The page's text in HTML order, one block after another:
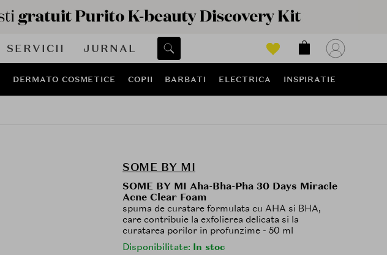
SERVICII JURNAL
DERMATO COSMETICE COPII BARBATI ELECTRICA INSPIRATIE
SOME BY MI
SOME BY MI Aha-Bha-Pha 30 Days Miracle
Acne Clear Foam
spuma de curatare formulata cu AHA si BHA,
care contribuie la exfolierea delicata si la
curatarea porilor in profunzime - 50 ml
Disponibilitate: In stoc